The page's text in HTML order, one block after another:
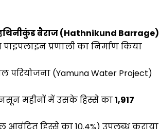
बैराज (Hathnikund Barrage)
प्रणाली का निर्माण किया
परियोजना (Yamuna Water Project)
महीनों में उसके हिस्से का1,917